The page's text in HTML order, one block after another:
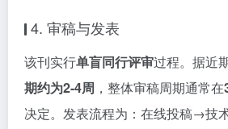
4. 审稿与发表
该刊实行单盲同行评审过程。据近
期约为2-4周 ，整体审稿周期通常在
决定。发表流程为：在线投稿→